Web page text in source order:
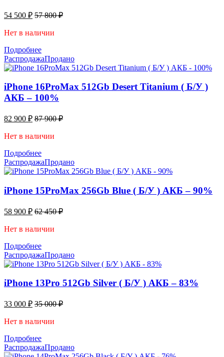
54 500 ₽ 57 800₽
Нет в наличии
Подробнее
РаспродажаПродано
iPhone 16ProMax 512Gb Desert Titanium ( Б/У )
АКБ – 100%
82 900 ₽ 87 900₽
Нет в наличии
Подробнее
РаспродажаПродано
iPhone 15ProMax 256Gb Blue ( Б/У ) АКБ – 90%
58 900 ₽ 62 450₽
Нет в наличии
Подробнее
РаспродажаПродано
iPhone 13Pro 512Gb Silver ( Б/У ) АКБ – 83%
33 000 ₽ 35 000₽
Нет в наличии
Подробнее
РаспродажаПродано